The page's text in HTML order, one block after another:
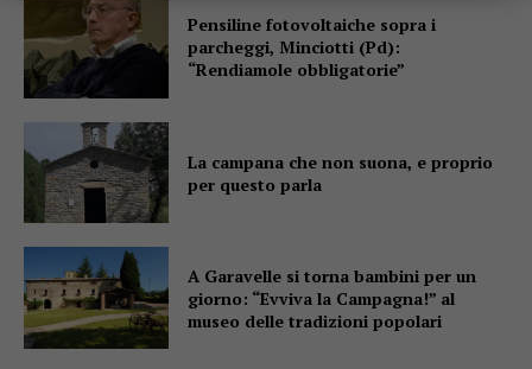
Pensiline fotovoltaiche sopra i
parcheggi, Minciotti (Pd):
“Rendiamole obbligatorie”
La campana che non suona, e proprio
per questo parla
A Garavelle si torna bambini per un
giorno: “Evviva la Campagna!” al
museo delle tradizioni popolari